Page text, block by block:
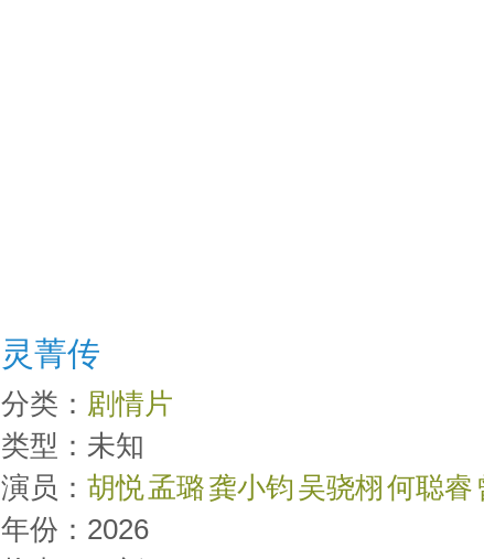
灵菁传
分类： 剧情片
类型：未知
演员： 胡悦孟璐龚小钧 吴骁栩何聪睿
年份：2026